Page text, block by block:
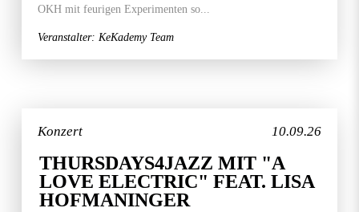
OKH mit feurigen Experimenten so...
Veranstalter: KeKademy Team
10.09.26
Konzert
THURSDAYS4JAZZ MIT "A
LOVE ELECTRIC" FEAT. LISA
HOFMANINGER